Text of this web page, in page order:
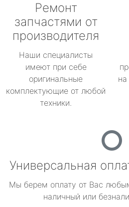
Ремонт
запчастями от
производителя
Наши специалисты
имеют при себе
оригинальные
комплектующие от любой
техники.
Универсальная
Мы берем оплату от Вас
наличный или